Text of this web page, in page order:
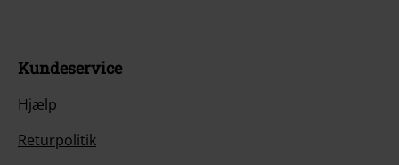
Kundeservice
Hjælp
Returpolitik